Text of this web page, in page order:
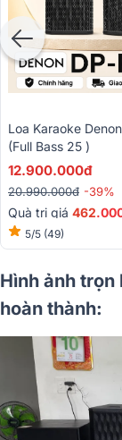
Loa Karaoke
(Full Bass 25 )
12.900.000đ
20.990.000đ -39%
Quà trị giá 462
5/5 (49)
Hình ảnh
hoàn thành: